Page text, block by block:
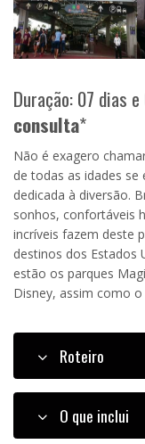
Duração: 07 dias
consulta*
Não é exagero
de todas as idades
dedicada à diversão.
sonhos, confortáveis
incríveis fazem deste
destinos dos Estados
estão os parques
Disney, assim como
Roteiro
O que inclui